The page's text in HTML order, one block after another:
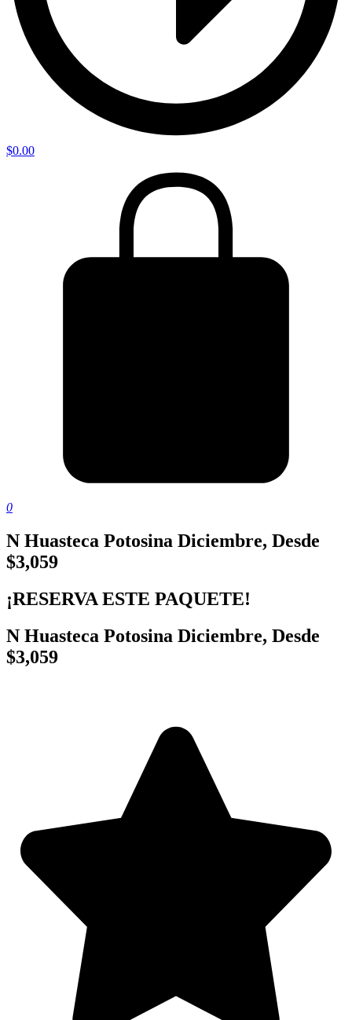
$0.00
0
N Huasteca Potosina Diciembre, Desde
$3,059
¡RESERVA ESTE PAQUETE!
N Huasteca Potosina Diciembre, Desde
$3,059